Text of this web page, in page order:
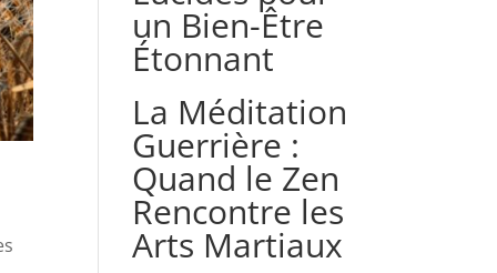
un Bien-Être
Étonnant
La Méditation
Guerrière :
Quand le Zen
Rencontre les
Arts Martiaux